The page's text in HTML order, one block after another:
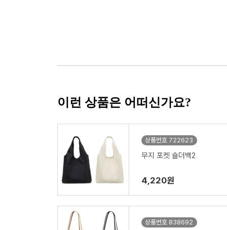
이런 상품은 어떠신가요?
상품번호 722623
무지 포켓 숄더백2
4,220원
상품번호 838692